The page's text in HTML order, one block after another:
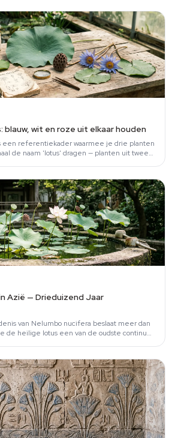
wit en roze uit elkaar houden
een referentiekader waarmee je drie planten
de naam 'lotus' dragen — planten uit twee
Azië — Drieduizend Jaar
van Nelumbo nucifera beslaat meer dan
de heilige lotus een van de oudste continu